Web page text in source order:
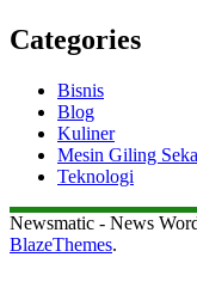
Categories
Bisnis
Blog
Kuliner
Mesin Giling
Teknologi
Newsmatic - News
BlazeThemes.